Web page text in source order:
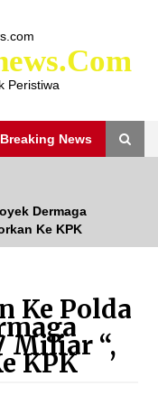
Peristiwa
Breaking News
Dermaga
Ke KPK
Ke Polda
Miliar “,
KPK